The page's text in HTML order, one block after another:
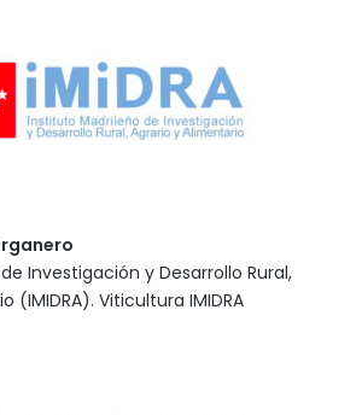
Investigación y Desarrollo Rural,
(IMIDRA). Viticultura IMIDRA